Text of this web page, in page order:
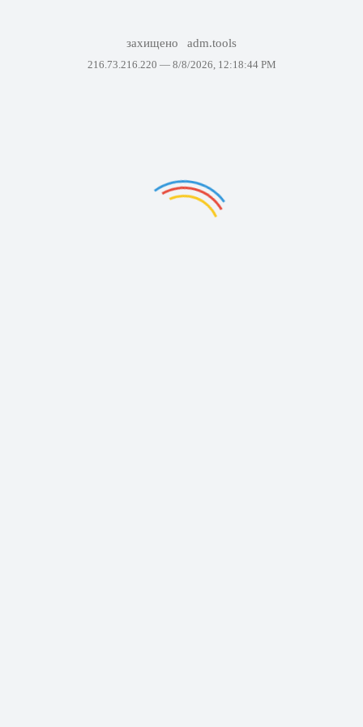
захищено adm.tools
216.73.216.220 — 8/8/2026, 12:18:44 PM